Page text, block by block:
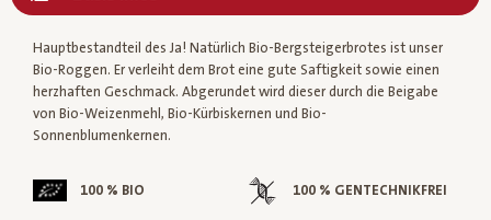
Hauptbestandteil des Ja! Natürlich Bio-Bergsteigerbrotes ist unser
Bio-Roggen. Er verleiht dem Brot eine gute Saftigkeit sowie einen
herzhaften Geschmack. Abgerundet wird dieser durch die Beigabe
von Bio-Weizenmehl, Bio-Kürbiskernen und Bio-
Sonnenblumenkernen.
100 % BIO 100 % GENTECHNIKFREI